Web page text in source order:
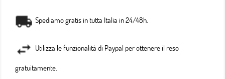
Spediamo gratis in tutta Italia in 24/48h.
Utilizza le funzionalità di Paypal per ottenere il reso
gratuitamente.